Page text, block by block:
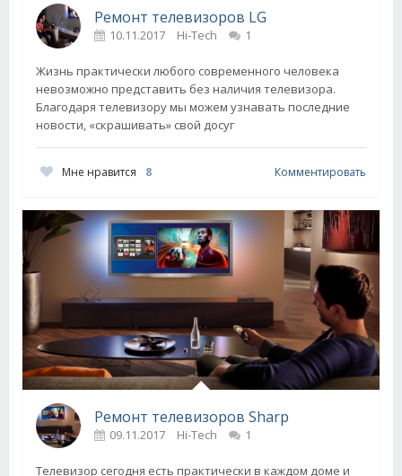
Ремонт телевизоров LG
10.11.2017 Hi-Tech 1
Жизнь практически любого современного человека
невозможно представить без наличия телевизора.
Благодаря телевизору мы можем узнавать последние
новости, «скрашивать» свой досуг
Мне нравится 8 Комментировать
Ремонт телевизоров Sharp
09.11.2017 Hi-Tech 1
Телевизор сегодня есть практически в каждом доме и